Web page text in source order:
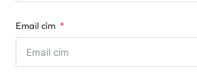
+1
Email cím